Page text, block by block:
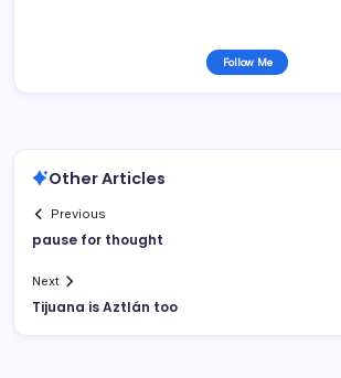
Follow Me
Other Articles
Previous
pause for thought
Next
Tijuana is Aztlán too